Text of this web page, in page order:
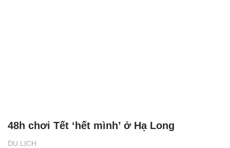
DU LỊCH
48h chơi Tết ‘hết mình’ ở Hạ Long